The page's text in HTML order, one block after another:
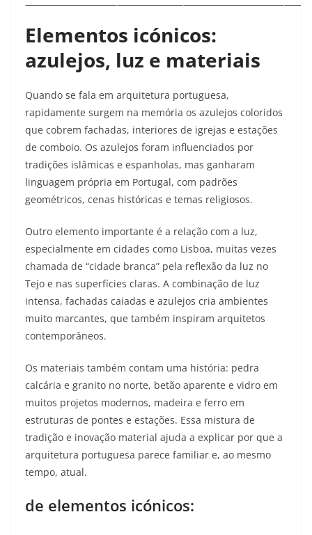
Elementos icónicos:
azulejos, luz e materiais
Quando se fala em arquitetura portuguesa,
rapidamente surgem na memória os azulejos coloridos
que cobrem fachadas, interiores de igrejas e estações
de comboio. Os azulejos foram influenciados por
tradições islâmicas e espanholas, mas ganharam
linguagem própria em Portugal, com padrões
geométricos, cenas históricas e temas religiosos.​
Outro elemento importante é a relação com a luz,
especialmente em cidades como Lisboa, muitas vezes
chamada de “cidade branca” pela reflexão da luz no
Tejo e nas superfícies claras. A combinação de luz
intensa, fachadas caiadas e azulejos cria ambientes
muito marcantes, que também inspiram arquitetos
contemporâneos.​
Os materiais também contam uma história: pedra
calcária e granito no norte, betão aparente e vidro em
muitos projetos modernos, madeira e ferro em
estruturas de pontes e estações. Essa mistura de
tradição e inovação material ajuda a explicar por que a
arquitetura portuguesa parece familiar e, ao mesmo
tempo, atual.​
de elementos icónicos: